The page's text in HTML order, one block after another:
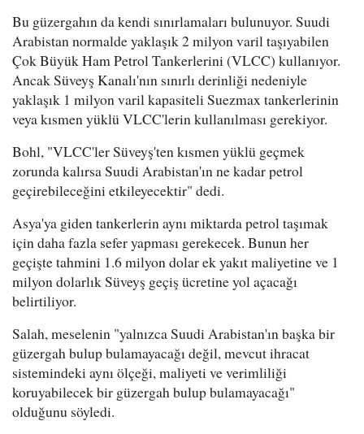
Bu güzergahın da kendi sınırlamaları bulunuyor. Suudi
Arabistan normalde yaklaşık 2 milyon varil taşıyabilen
Çok Büyük Ham Petrol Tankerlerini (VLCC) kullanıyor.
Ancak Süveyş Kanalı'nın sınırlı derinliği nedeniyle
yaklaşık 1 milyon varil kapasiteli Suezmax tankerlerinin
veya kısmen yüklü VLCC'lerin kullanılması gerekiyor.
Bohl, "VLCC'ler Süveyş'ten kısmen yüklü geçmek
zorunda kalırsa Suudi Arabistan'ın ne kadar petrol
geçirebileceğini etkileyecektir" dedi.
Asya'ya giden tankerlerin aynı miktarda petrol taşımak
için daha fazla sefer yapması gerekecek. Bunun her
geçişte tahmini 1.6 milyon dolar ek yakıt maliyetine ve 1
milyon dolarlık Süveyş geçiş ücretine yol açacağı
belirtiliyor.
Salah, meselenin "yalnızca Suudi Arabistan'ın başka bir
güzergah bulup bulamayacağı değil, mevcut ihracat
sistemindeki aynı ölçeği, maliyeti ve verimliliği
koruyabilecek bir güzergah bulup bulamayacağı"
olduğunu söyledi.